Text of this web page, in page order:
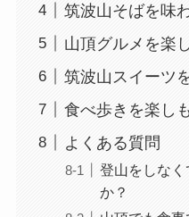
筑波山そばを味
山頂グルメを楽
筑波山スイーツ
食べ歩きを楽し
よくある質問
登山をしな
か？